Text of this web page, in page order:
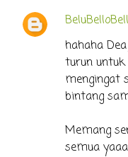
n
t
hahaha
turun
mengingat
bintang
Memang
semua